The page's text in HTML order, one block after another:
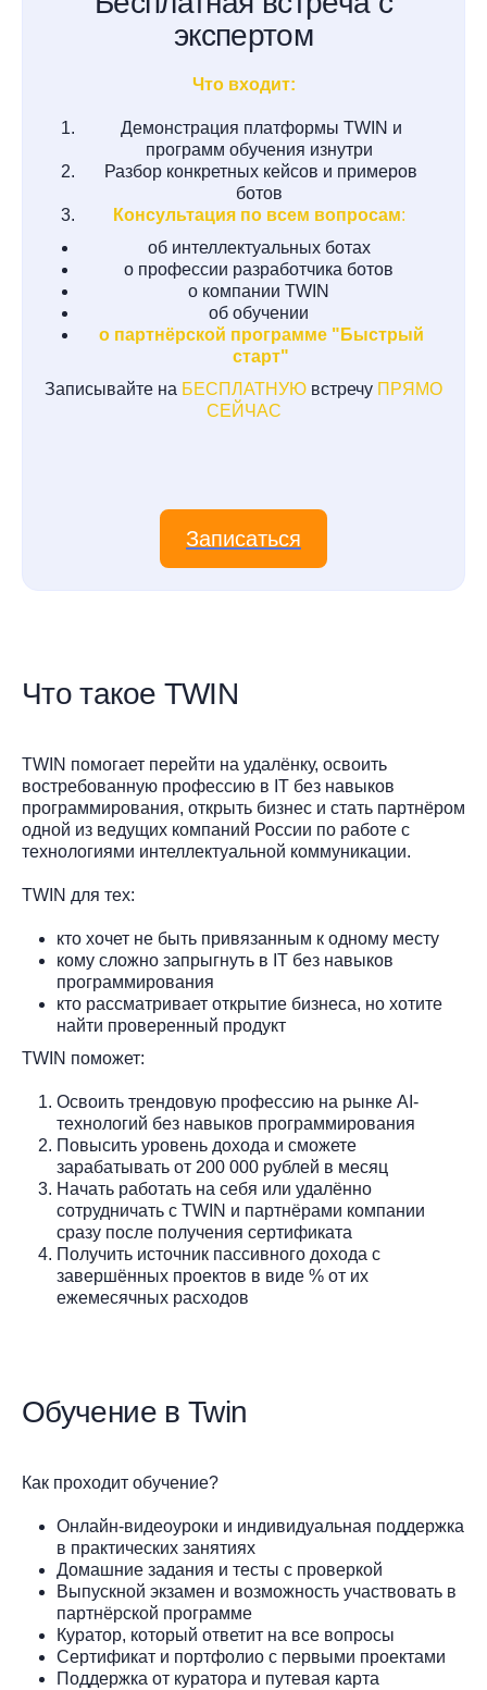
экспертом
Что входит:
Демонстрация платформы TWIN и
программ обучения изнутри
Разбор конкретных кейсов и примеров
ботов
Консультация по всем вопросам:
об интеллектуальных ботах
о профессии разработчика ботов
о компании TWIN
об обучении
о партнёрской программе "Быстрый
старт"
Записывайте на БЕСПЛАТНУЮ встречу ПРЯМО
СЕЙЧАС
Записаться
Что такое TWIN
TWIN помогает перейти на удалёнку, освоить
востребованную профессию в IT без навыков
программирования, открыть бизнес и стать партнёром
одной из ведущих компаний России по работе с
технологиями интеллектуальной коммуникации.
TWIN для тех:
кто хочет не быть привязанным к одному месту
кому сложно запрыгнуть в IT без навыков
программирования
кто рассматривает открытие бизнеса, но хотите
найти проверенный продукт
TWIN поможет:
Освоить трендовую профессию на рынке AI-
технологий без навыков программирования
Повысить уровень дохода и сможете
зарабатывать от 200 000 рублей в месяц
Начать работать на себя или удалённо
сотрудничать с TWIN и партнёрами компании
сразу после получения сертификата
Получить источник пассивного дохода с
завершённых проектов в виде % от их
ежемесячных расходов
Обучение в Twin
Как проходит обучение?
Онлайн-видеоуроки и индивидуальная поддержка
в практических занятиях
Домашние задания и тесты с проверкой
Выпускной экзамен и возможность участвовать в
партнёрской программе
Куратор, который ответит на все вопросы
Сертификат и портфолио с первыми проектами
Поддержка от куратора и путевая карта